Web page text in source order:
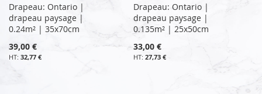
Drapeau: Ontario |
drapeau paysage |
0.24m² | 35x70cm
39,00 €
32,77 €
Drapeau: Ontario |
drapeau paysage |
0.135m² | 25x50cm
33,00 €
27,73 €